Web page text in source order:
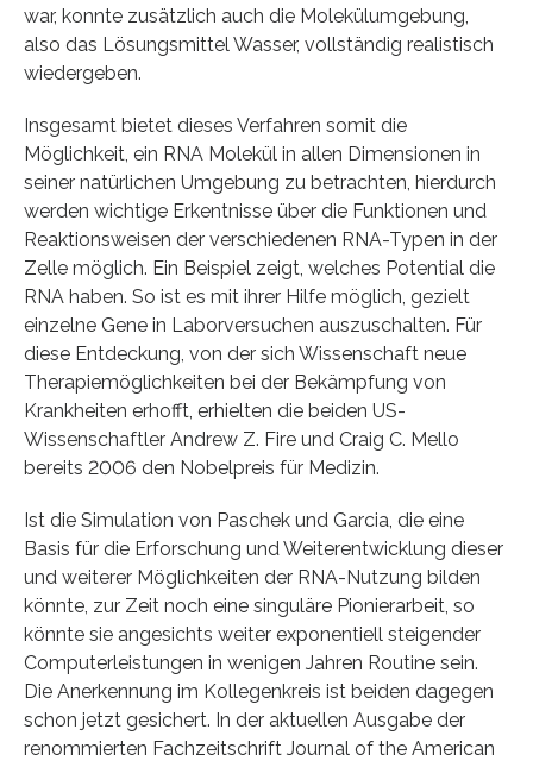
war, konnte zusätzlich auch die Molekülumgebung,
also das Lösungsmittel Wasser, vollständig realistisch
wiedergeben.
Insgesamt bietet dieses Verfahren somit die
Möglichkeit, ein RNA Molekül in allen Dimensionen in
seiner natürlichen Umgebung zu betrachten, hierdurch
werden wichtige Erkentnisse über die Funktionen und
Reaktionsweisen der verschiedenen RNA-Typen in der
Zelle möglich. Ein Beispiel zeigt, welches Potential die
RNA haben. So ist es mit ihrer Hilfe möglich, gezielt
einzelne Gene in Laborversuchen auszuschalten. Für
diese Entdeckung, von der sich Wissenschaft neue
Therapiemöglichkeiten bei der Bekämpfung von
Krankheiten erhofft, erhielten die beiden US-
Wissenschaftler Andrew Z. Fire und Craig C. Mello
bereits 2006 den Nobelpreis für Medizin.
Ist die Simulation von Paschek und Garcia, die eine
Basis für die Erforschung und Weiterentwicklung dieser
und weiterer Möglichkeiten der RNA-Nutzung bilden
könnte, zur Zeit noch eine singuläre Pionierarbeit, so
könnte sie angesichts weiter exponentiell steigender
Computerleistungen in wenigen Jahren Routine sein.
Die Anerkennung im Kollegenkreis ist beiden dagegen
schon jetzt gesichert. In der aktuellen Ausgabe der
renommierten Fachzeitschrift Journal of the American